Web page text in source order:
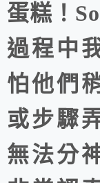
蛋糕！
過程中
怕他們
或步驟
無法分